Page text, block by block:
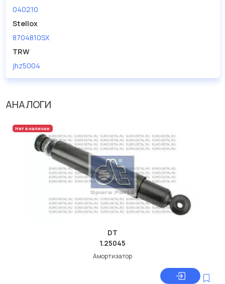
040210
Stellox
8704810SX
TRW
jhz5004
АНАЛОГИ
Нет в наличии
DT
1.25045
Амортизатор